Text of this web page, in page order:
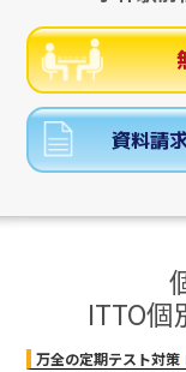
資料請
ITTO
万全の定期テスト対策